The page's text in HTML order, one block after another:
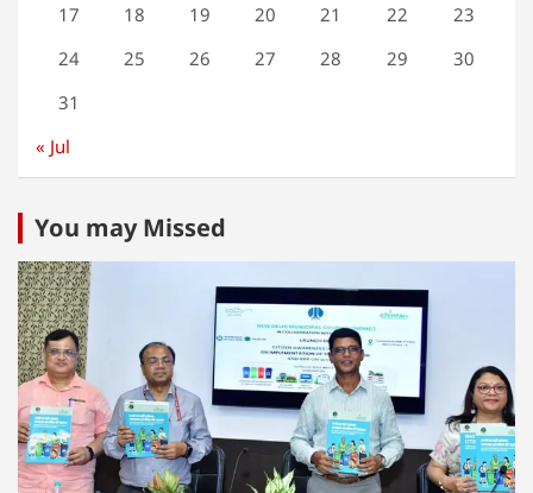
17
18 19 20 21 22
23
24
25 26 27 28 29
30
31
« Jul
You may Missed